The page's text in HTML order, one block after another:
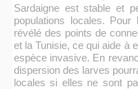
Sardaigne est stable et
populations locales.
révélé des points de
et la Tunisie, ce qui aide à
espèce invasive. En
dispersion des larves
locales si elles ne sont